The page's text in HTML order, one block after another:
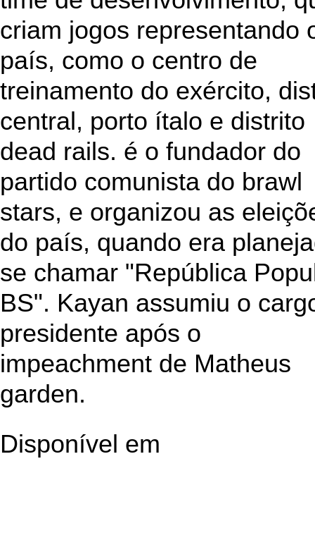
criam jogos representando
país, como o centro de
treinamento do exército,
central, porto ítalo e distrito
dead rails. é o fundador do
partido comunista do brawl
stars, e organizou as
do país, quando era
se chamar "República
BS". Kayan assumiu o
presidente após o
impeachment de Matheus
garden.
Disponível em